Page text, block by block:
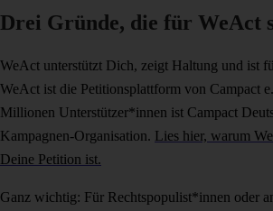
Drei Gründe, die für WeAct
WeAct unterstützt Dich, zeigt Haltung und ist
WeAct ist die Petitionsplattform von Campact
Millionen Unterstützer*innen ist Campact
Kampagnen-Organisation. Lies hier, warum
Deine Petition ist.
Ganz wichtig: Für Rechtspopulist*innen oder